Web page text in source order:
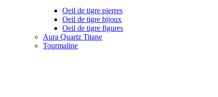
Oeil de tigre pierres
Oeil de tigre bijoux
Oeil de tigre figures
Aura Quartz Titane
Tourmaline